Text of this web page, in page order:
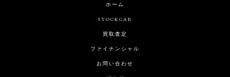
ホーム
STOCKCAR
買取査定
ファイナンシャル
お問い合わせ